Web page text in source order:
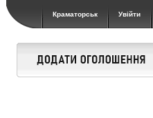
Краматорськ Увійти